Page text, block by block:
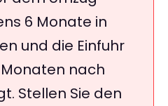
6 Monate in
und die Einfuhr
nach
Stellen Sie den